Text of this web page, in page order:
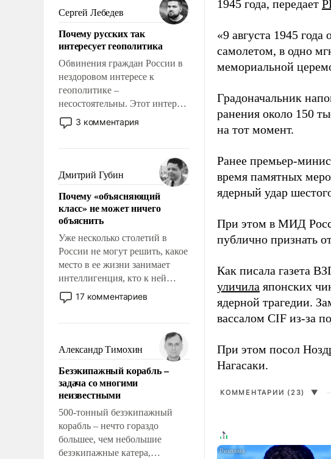
Сергей Лебедев
Почему русских так
интересует геополитика
Обвинения граждан России в
нездоровом интересе к
геополитике –
несостоятельны. Этот интерес
рационален и прагматичен. Он
обусловлен тысячелетним
фундаментальным знанием,
что мировая политика имеет
свойство заявляться на порог
нашего дома.
3 комментария
Дмитрий Губин
Почему «объясняющий
класс» не может ничего
объяснить
Уже несколько столетий в
России не могут решить, какое
место в ее жизни занимает
интеллигенция, кто к ней
принадлежит, а кого из нее
исключили с правом
чем она отличается от просто
образованных людей. Иногда
казалось, что эти вопросы
решены раз и навсегда, но –
нет, не решены.
17 комментариев
Александр Тимохин
Безэкипажный корабль –
задача со многими
неизвестными
500-тонный безэкипажный
корабль – нечто гораздо
большее, чем небольшие
безэкипажные катера,
1945 года, передает
«9 августа 1945
самолетом, в одно
мемориальной
Градоначальник
ранения около 150
на тот момент.
Ранее премьер-
время памятных
ядерный удар
При этом в МИД
публично признать
Как писала газета
уличила японских
ядерной трагедии.
вассалом CIF из-за
При этом посол
Нагасаки.
КОММЕНТАРИИ (23) ▼